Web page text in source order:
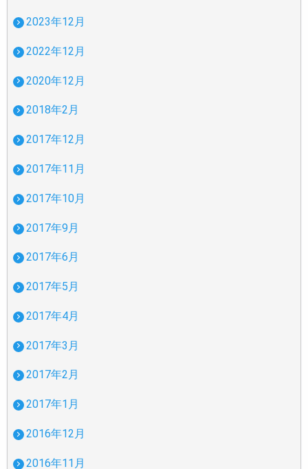
2023年12月
2022年12月
2020年12月
2018年2月
2017年12月
2017年11月
2017年10月
2017年9月
2017年6月
2017年5月
2017年4月
2017年3月
2017年2月
2017年1月
2016年12月
2016年11月